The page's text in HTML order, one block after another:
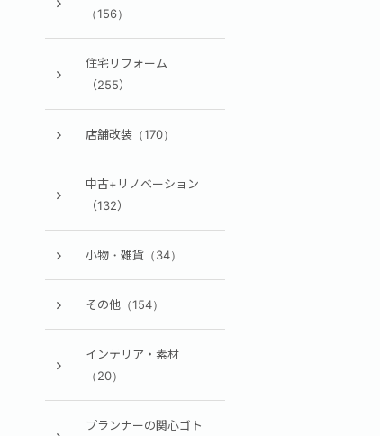
（156）
住宅リフォーム
（255）
店舗改装（170）
中古+リノベーション
（132）
小物・雑貨（34）
その他（154）
インテリア・素材
（20）
プランナーの関心ゴト